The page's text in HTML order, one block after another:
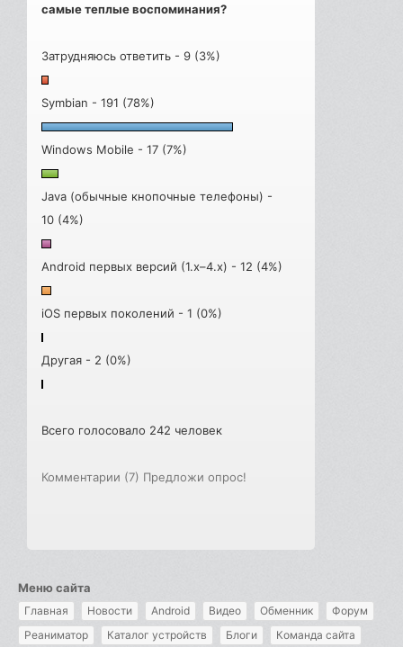
самые теплые воспоминания?
Затрудняюсь ответить - 9 (3%)
Symbian - 191 (78%)
Windows Mobile - 17 (7%)
Java (обычные кнопочные телефоны) -
10 (4%)
Android первых версий (1.x–4.x) - 12 (4%)
iOS первых поколений - 1 (0%)
Другая - 2 (0%)
Всего голосовало 242 человек
Комментарии (7) Предложи опрос!
Меню сайта
Главная Новости Android Видео Обменник
Форум
Реаниматор
Каталог устройств Блоги Команда сайта